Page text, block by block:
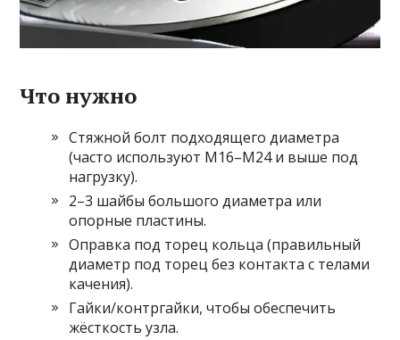
Что нужно
Стяжной болт подходящего диаметра
(часто используют М16–М24 и выше под
нагрузку).
2–3 шайбы большого диаметра или
опорные пластины.
Оправка под торец кольца (правильный
диаметр под торец без контакта с телами
качения).
Гайки/контргайки, чтобы обеспечить
жёсткость узла.